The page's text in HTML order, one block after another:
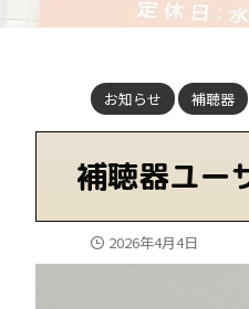
お知らせ 補聴器
補聴器ユー
2026年4月4日